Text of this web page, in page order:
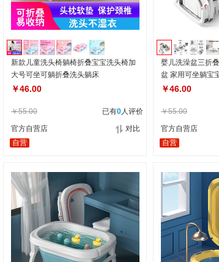
新款儿童洗头椅躺椅折叠宝宝洗头椅加
大号可坐可躺折叠洗头躺床
￥46.00
￥55.00 已有0人评价
官方自营店
对比
自营
婴儿洗澡盆三折
盆 家用可坐躺宝
￥46.00
￥55.00
官方自营店
自营